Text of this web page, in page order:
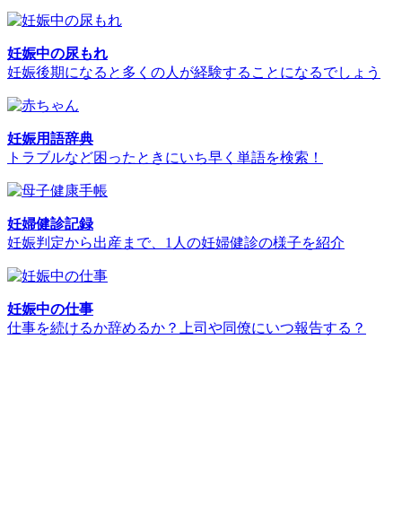
妊娠中の尿もれ
妊娠後期になると多くの人が経験することになるでしょう
妊娠用語辞典
トラブルなど困ったときにいち早く単語を検索！
妊婦健診記録
妊娠判定から出産まで、1人の妊婦健診の様子を紹介
妊娠中の仕事
仕事を続けるか辞めるか？上司や同僚にいつ報告する？